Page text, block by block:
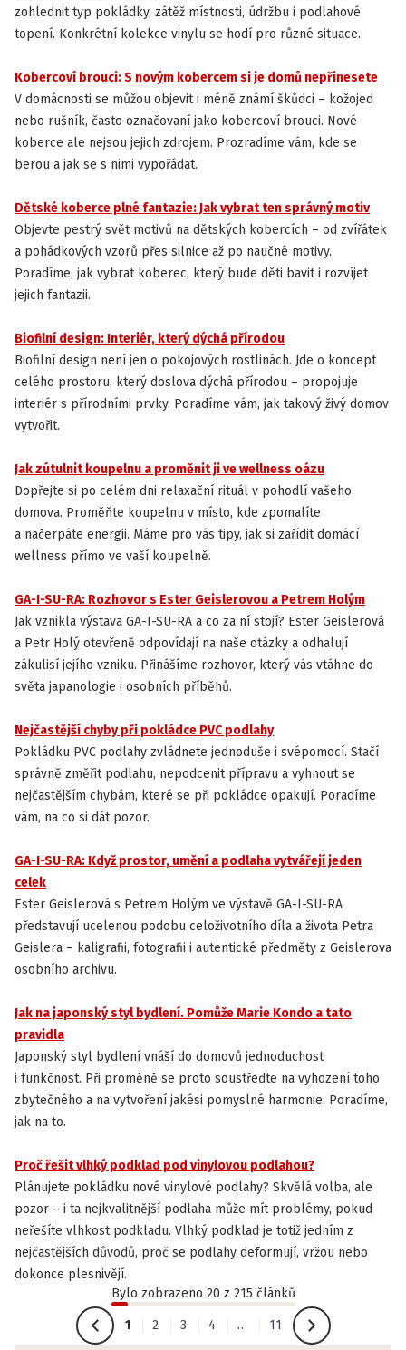
zohlednit typ pokládky, zátěž místnosti, údržbu i podlahové
topení. Konkrétní kolekce vinylu se hodí pro různé situace.
ZAJÍMAVOSTI
Kobercoví brouci: S novým kobercem si je domů nepřinesete
V domácnosti se můžou objevit i méně známí škůdci – kožojed
nebo rušník, často označovaní jako kobercoví brouci. Nové
koberce ale nejsou jejich zdrojem. Prozradíme vám, kde se
berou a jak se s nimi vypořádat.
INSPIRACE
Dětské koberce plné fantazie: Jak vybrat ten správný motiv
Objevte pestrý svět motivů na dětských kobercích – od zvířátek
a pohádkových vzorů přes silnice až po naučné motivy.
Poradíme, jak vybrat koberec, který bude děti bavit i rozvíjet
jejich fantazii.
INSPIRACE
Biofilní design: Interiér, který dýchá přírodou
Biofilní design není jen o pokojových rostlinách. Jde o koncept
celého prostoru, který doslova dýchá přírodou – propojuje
interiér s přírodními prvky. Poradíme vám, jak takový živý domov
vytvořit.
INSPIRACE
Jak zútulnit koupelnu a proměnit ji ve wellness oázu
Dopřejte si po celém dni relaxační rituál v pohodlí vašeho
domova. Proměňte koupelnu v místo, kde zpomalíte
a načerpáte energii. Máme pro vás tipy, jak si zařídit domácí
wellness přímo ve vaší koupelně.
ZAJÍMAVOSTI
GA-I-SU-RA: Rozhovor s Ester Geislerovou a Petrem Holým
Jak vznikla výstava GA-I-SU-RA a co za ní stojí? Ester Geislerová
a Petr Holý otevřeně odpovídají na naše otázky a odhalují
zákulisí jejího vzniku. Přinášíme rozhovor, který vás vtáhne do
světa japanologie i osobních příběhů.
INSTALACE A ÚDRŽBA PODLAH
Nejčastější chyby při pokládce PVC podlahy
Pokládku PVC podlahy zvládnete jednoduše i svépomocí. Stačí
správně změřit podlahu, nepodcenit přípravu a vyhnout se
nejčastějším chybám, které se při pokládce opakují. Poradíme
vám, na co si dát pozor.
ZAJÍMAVOSTI
GA-I-SU-RA: Když prostor, umění a podlaha vytvářejí jeden
celek
Ester Geislerová s Petrem Holým ve výstavě GA-I-SU-RA
představují ucelenou podobu celoživotního díla a života Petra
Geislera – kaligrafii, fotografii i autentické předměty z Geislerova
osobního archivu.
INSPIRACE
Jak na japonský styl bydlení. Pomůže Marie Kondo a tato
pravidla
Japonský styl bydlení vnáší do domovů jednoduchost
i funkčnost. Při proměně se proto soustřeďte na vyhození toho
zbytečného a na vytvoření jakési pomyslné harmonie. Poradíme,
jak na to.
INSTALACE A ÚDRŽBA PODLAH
Proč řešit vlhký podklad pod vinylovou podlahou?
Plánujete pokládku nové vinylové podlahy? Skvělá volba, ale
pozor – i ta nejkvalitnější podlaha může mít problémy, pokud
neřešíte vlhkost podkladu. Vlhký podklad je totiž jedním z
nejčastějších důvodů, proč se podlahy deformují, vržou nebo
dokonce plesnivějí.
Bylo zobrazeno 20 z 215 článků
1 2 3 4 … 11